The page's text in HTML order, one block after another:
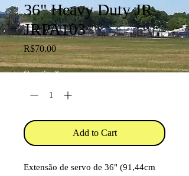
36" Heavy Duty JR
JRPA103
R$70.00Price
Quantity *
Add to Cart
Extensão de servo de 36" (91,44cm